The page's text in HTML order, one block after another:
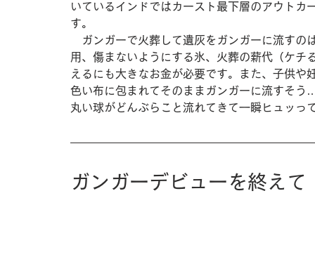
いているインドではカースト最下層のアウトカ
す。
ガンガーで火葬して遺灰をガンガーに流すの
用、傷まないようにする氷、火葬の薪代（ケチ
えるにも大きなお金が必要です。また、子供
色い布に包まれてそのままガンガーに流すそ
丸い球がどんぶらこと流れてきて一瞬ヒュッっ
ガンガーデビューを終えて